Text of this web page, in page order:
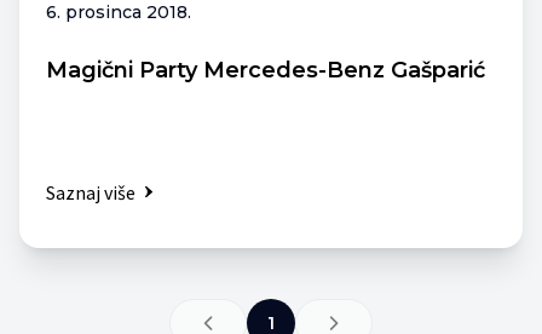
6. prosinca 2018.
Magični Party Mercedes-Benz Gašparić
Saznaj više
1